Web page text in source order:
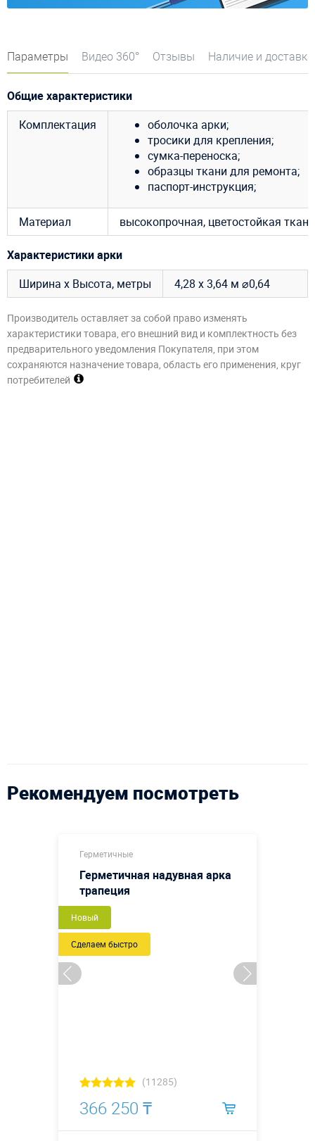
Параметры Видео 360° Отзывы Наличие и доставка
Общие характеристики
Комплектация
оболочка арки;
тросики для крепления;
сумка-переноска;
образцы ткани для ремонта;
паспорт-инструкция;
Материал высокопрочная, цветостойкая
Характеристики арки
Ширина х Высота, метры
4,28 х 3,64 м ⌀0,64
Производитель оставляет за собой право изменять
характеристики товара, его внешний вид и комплектность без
предварительного уведомления Покупателя, при этом
сохраняются назначение товара, область его применения, круг
потребителей
Рекомендуем посмотреть
Герметичные
Герметичная надувная арка
трапеция
Новый
Сделаем быстро
(11285)
366 250 ₸